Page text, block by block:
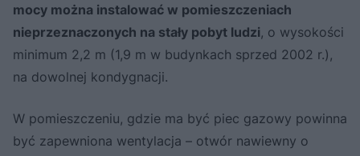
mocy można instalować w pomieszczeniach
nieprzeznaczonych na stały pobyt ludzi, o wysokości
minimum 2,2 m (1,9 m w budynkach sprzed 2002 r.),
na dowolnej kondygnacji.
W pomieszczeniu, gdzie ma być piec gazowy powinna
być zapewniona wentylacja – otwór nawiewny o